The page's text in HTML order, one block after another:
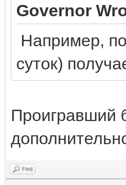
Governor
Например,
суток)
Проигравший
Find